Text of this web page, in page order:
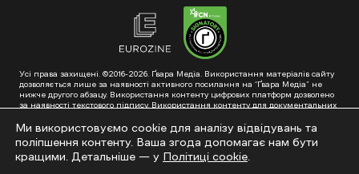
Усі права захищені. ©2016-2026. Ґвара Медіа. Використання матеріалів сайту
дозволяється лише за наявності активного посилання на “Ґвара Медіа” не
нижче другого абзацу. Використання контенту цифрових платформ дозволено
за наявності текстового підпису. Використання контенту для документальних
схвалення від редакції.
Суб’єкт у сфері онлайн-медіа; ідентифікатор медіа – R40-01353. Поштова
адреса: ГО «Ґвара Медіа», 61057, Харків, вул. Гоголя, 14, абонентська скринька
№7400
Ми використовуємо cookie для аналізу відвідувань та
поліпшення контенту. Ваша згода допомагає нам бути
кращими. Детальніше — у Політиці cookie